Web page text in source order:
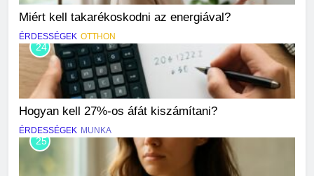
Miért kell takarékoskodni az energiával?
ÉRDESSÉGEK OTTHON
24
Hogyan kell 27%-os áfát kiszámítani?
ÉRDESSÉGEK MUNKA
25